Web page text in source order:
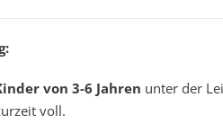
von 3-6 Jahren unter der
voll.